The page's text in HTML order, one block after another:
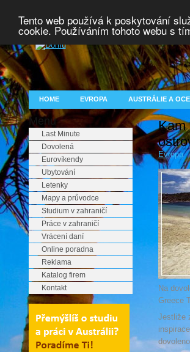
Tento web používá k poskytování
cookie. Používáním tohoto webu s
HOME EVROPA AUSTRÁLIE A
Menu
Last Minute
Dovolená
Eurovíkendy
Ubytování
Letenky
Mapy a průvodce
Studium v zahraničí
Práce v zahraničí
Vrácení daní
Online poradna
Reklama
Katalog firem
Kontakt
Kam
Evropa
Na
Greece
Jestliže